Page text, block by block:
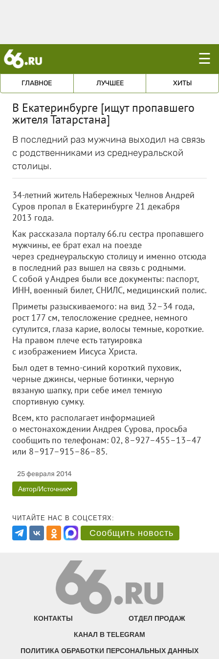
☰
ГЛАВНОЕ ЛУЧШЕЕ ХИТЫ
В Екатеринбурге [ищут пропавшего
жителя Татарстана]
В последний раз мужчина выходил на связь
с родственниками из среднеуральской
столицы.
34-летний житель Набережных Челнов Андрей
Суров пропал в Екатеринбурге 21 декабря
2013 года.
Как рассказала порталу 66.ru сестра пропавшего
мужчины, ее брат ехал на поезде
через среднеуральскую столицу и именно отсюда
в последний раз вышел на связь с родными.
С собой у Андрея были все документы: паспорт,
ИНН, военный билет, СНИЛС, медицинский полис.
Приметы разыскиваемого: на вид 32–34 года,
рост 177 см, телосложение среднее, немного
сутулится, глаза карие, волосы темные, короткие.
На правом плече есть татуировка
с изображением Иисуса Христа.
Был одет в темно-синий короткий пуховик,
черные джинсы, черные ботинки, черную
вязаную шапку, при себе имел темную
спортивную сумку.
Всем, кто располагает информацией
о местонахождении Андрея Сурова, просьба
сообщить по телефонам: 02, 8–927–455–13–47
или 8–917–915–86–85.
25 февраля 2014
Автор/Источник
ЧИТАЙТЕ НАС В СОЦСЕТЯХ:
Сообщить новость
КОНТАКТЫ ОТДЕЛ ПРОДАЖ
КАНАЛ В TELEGRAM
ПОЛИТИКА ОБРАБОТКИ ПЕРСОНАЛЬНЫХ ДАННЫХ